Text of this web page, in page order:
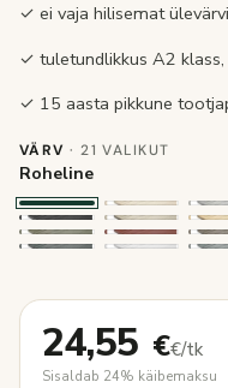
✓ ei vaja hilisemat
✓ tuletundlikkus A2
✓ 15 aasta pikkune
VÄRV · 21 VALIKUT
Roheline
24,55 €€/tk
Sisaldab 24% käibemaksu